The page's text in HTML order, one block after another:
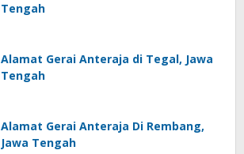
Tengah
Alamat Gerai Anteraja di Tegal, Jawa
Tengah
Alamat Gerai Anteraja Di Rembang,
Jawa Tengah